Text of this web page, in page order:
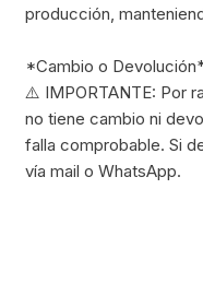
producción,
*Cambio o
⚠️ IMPORTANTE: Por
no tiene cambio ni
falla comprobable. Si
vía mail o WhatsApp.